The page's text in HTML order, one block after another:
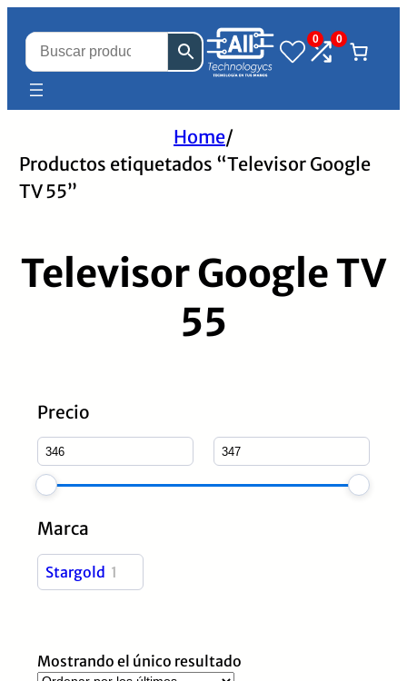
0 0
Home/
Productos etiquetados “Televisor Google
TV 55”
Televisor Google TV
55
Precio
Marca
Stargold 1
Mostrando el único resultado